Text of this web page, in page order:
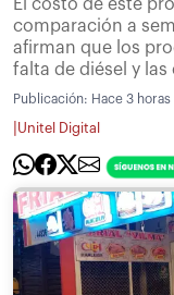
El costo de este
comparación a
afirman que los
falta de diésel y
Publicación: Hace 3 horas
Unitel Digital